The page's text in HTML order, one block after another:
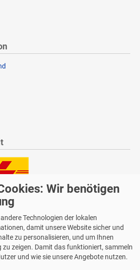
Packstationen und Postfilialen
Zahlung über Paypal
Wir benötigen
Technologien der lokalen
damit unsere Website sicher und
zu personalisieren, und um Ihnen
zu zeigen. Damit das funktioniert, sammeln
und wie sie unsere Angebote nutzen.